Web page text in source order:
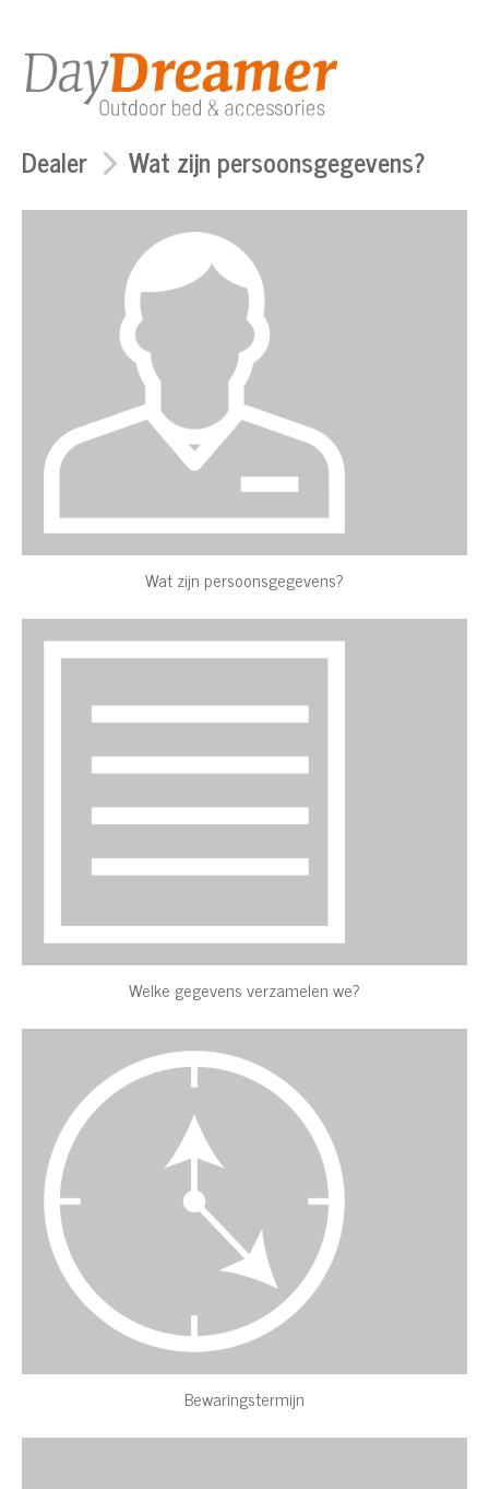
Dealer Wat zijn persoonsgegevens?
Wat zijn persoonsgegevens?
Welke gegevens verzamelen we?
Bewaringstermijn